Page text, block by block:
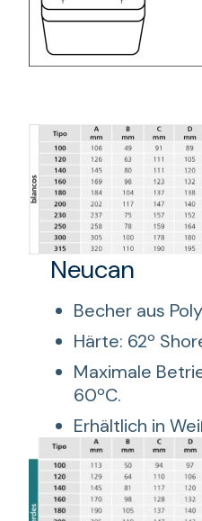
Neucan
Becher aus
Härte: 62º
Maximale
60ºC.
Erhältlich in